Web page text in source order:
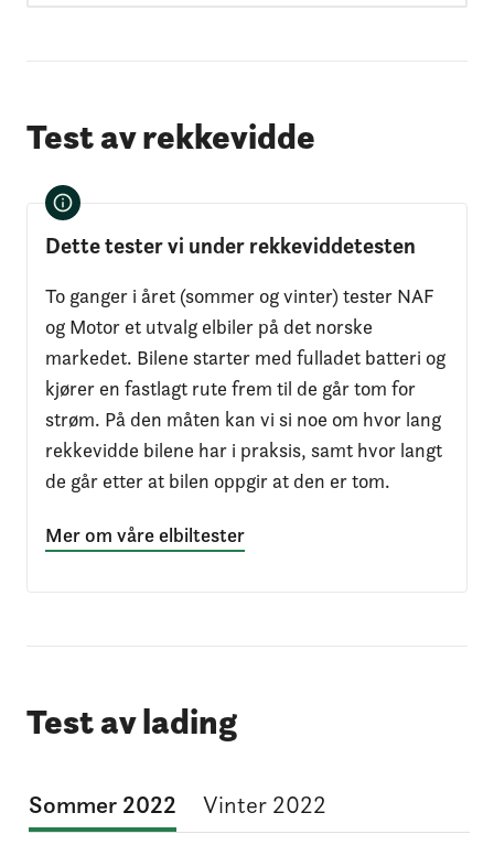
Test av rekkevidde
Dette tester vi under rekkeviddetesten
To ganger i året (sommer og vinter) tester NAF
og Motor et utvalg elbiler på det norske
markedet. Bilene starter med fulladet batteri og
kjører en fastlagt rute frem til de går tom for
strøm. På den måten kan vi si noe om hvor lang
rekkevidde bilene har i praksis, samt hvor langt
de går etter at bilen oppgir at den er tom.
Mer om våre elbiltester
Test av lading
Sommer 2022 Vinter 2022